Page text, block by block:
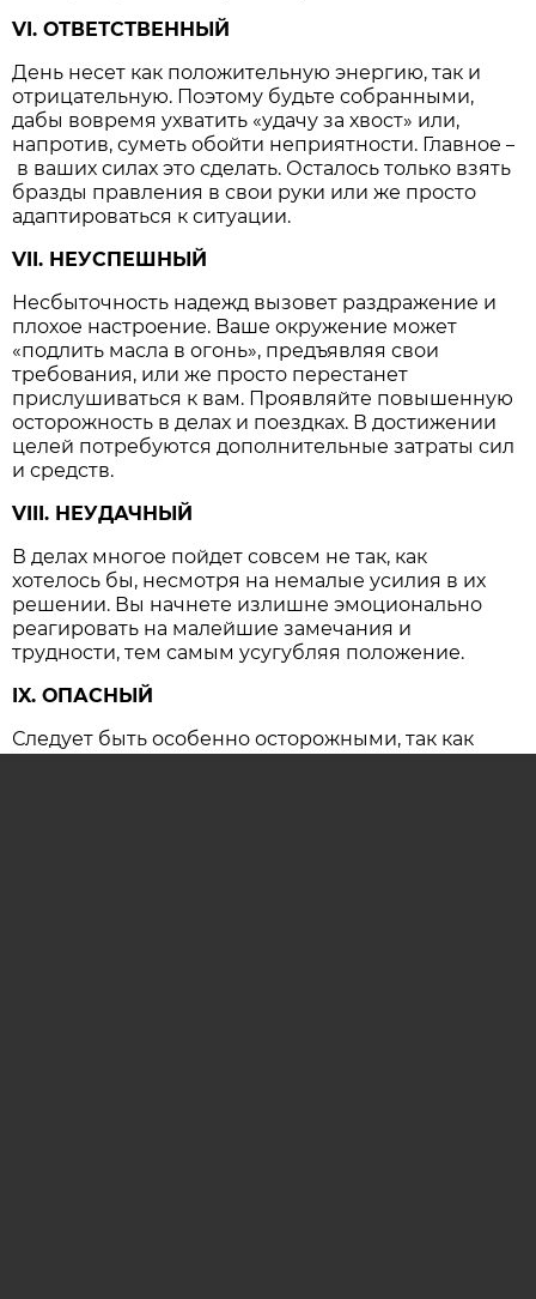
VI. ОТВЕТСТВЕННЫЙ
День несет как положительную энергию, так и
отрицательную. Поэтому будьте собранными,
дабы вовремя ухватить «удачу за хвост» или,
напротив, суметь обойти неприятности. Главное–
в ваших силах это сделать. Осталось только взять
бразды правления в свои руки или же просто
адаптироваться к ситуации.
VII. НЕУСПЕШНЫЙ
Несбыточность надежд вызовет раздражение и
плохое настроение. Ваше окружение может
«подлить масла в огонь», предъявляя свои
требования, или же просто перестанет
прислушиваться к вам. Проявляйте повышенную
осторожность в делах и поездках. В достижении
целей потребуются дополнительные затраты сил
и средств.
VIII. НЕУДАЧНЫЙ
В делах многое пойдет совсем не так, как
хотелось бы, несмотря на немалые усилия в их
решении. Вы начнете излишне эмоционально
реагировать на малейшие замечания и
трудности, тем самым усугубляя положение.
IX. ОПАСНЫЙ
Следует быть особенно осторожными, так как